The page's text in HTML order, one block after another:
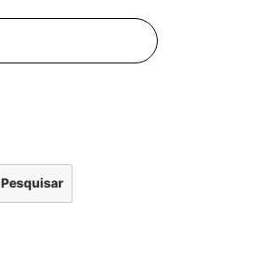
Pesquisar